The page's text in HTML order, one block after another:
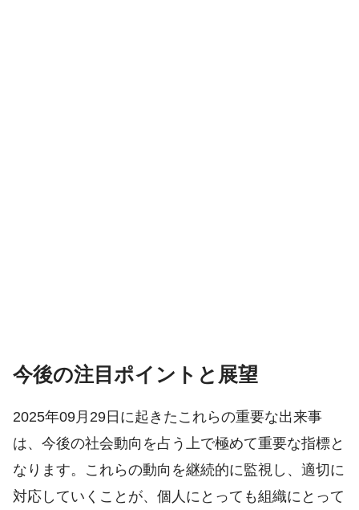
今後の注目ポイントと展望
2025年09月29日に起きたこれらの重要な出来事
は、今後の社会動向を占う上で極めて重要な指標と
なります。これらの動向を継続的に監視し、適切に
対応していくことが、個人にとっても組織にとって